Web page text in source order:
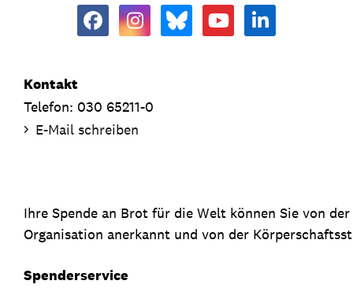
Kontakt
Telefon: 030 65211-0
E-Mail schreiben
Ihre Spende an Brot für die Welt können Sie von
Organisation anerkannt und von der
Spenderservice